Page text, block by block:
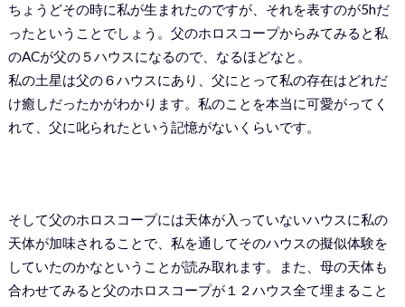
ちょうどその時に私が生まれたのですが、それを表すのが5hだ
ったということでしょう。父のホロスコープからみてみると私
のACが父の５ハウスになるので、なるほどなと。
私の土星は父の６ハウスにあり、父にとって私の存在はどれだ
け癒しだったかがわかります。私のことを本当に可愛がってく
れて、父に叱られたという記憶がないくらいです。
そして父のホロスコープには天体が入っていないハウスに私の
天体が加味されることで、私を通してそのハウスの擬似体験を
していたのかなということが読み取れます。また、母の天体も
合わせてみると父のホロスコープが１２ハウス全て埋まること